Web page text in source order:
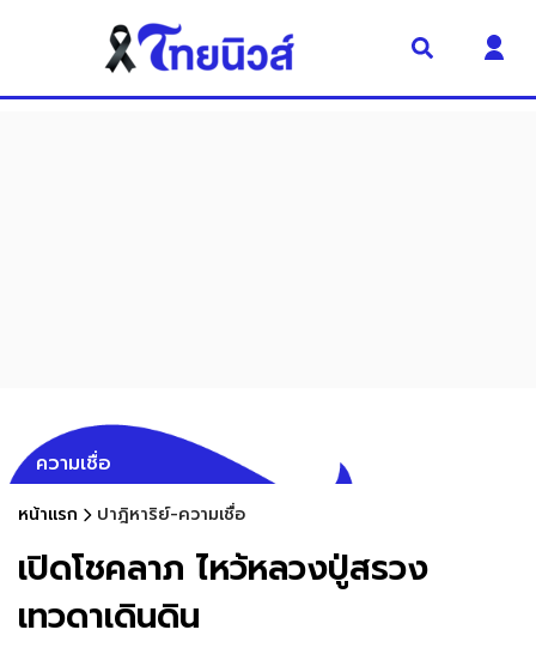
ความเชื่อ
หน้าแรก ปาฎิหาริย์-ความเชื่อ
เปิดโชคลาภ ไหว้หลวงปู่สรวง
เทวดาเดินดิน